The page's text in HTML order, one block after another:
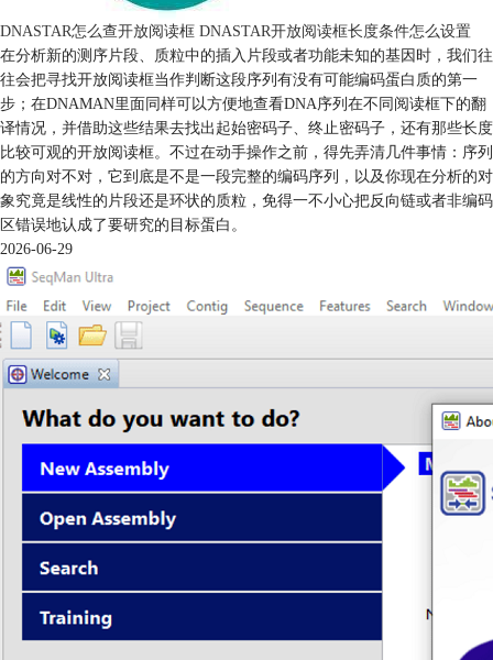
DNASTAR怎么查开放阅读框 DNASTAR开放阅读框长度条件怎么设置
在分析新的测序片段、质粒中的插入片段或者功能未知的基因时，我们往
往会把寻找开放阅读框当作判断这段序列有没有可能编码蛋白质的第一
步；在DNAMAN里面同样可以方便地查看DNA序列在不同阅读框下的翻
译情况，并借助这些结果去找出起始密码子、终止密码子，还有那些长度
比较可观的开放阅读框。不过在动手操作之前，得先弄清几件事情：序列
的方向对不对，它到底是不是一段完整的编码序列，以及你现在分析的对
象究竟是线性的片段还是环状的质粒，免得一不小心把反向链或者非编码
区错误地认成了要研究的目标蛋白。
2026-06-29